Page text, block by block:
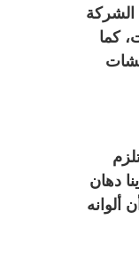
الشركة
كما
دهان
ألوانه